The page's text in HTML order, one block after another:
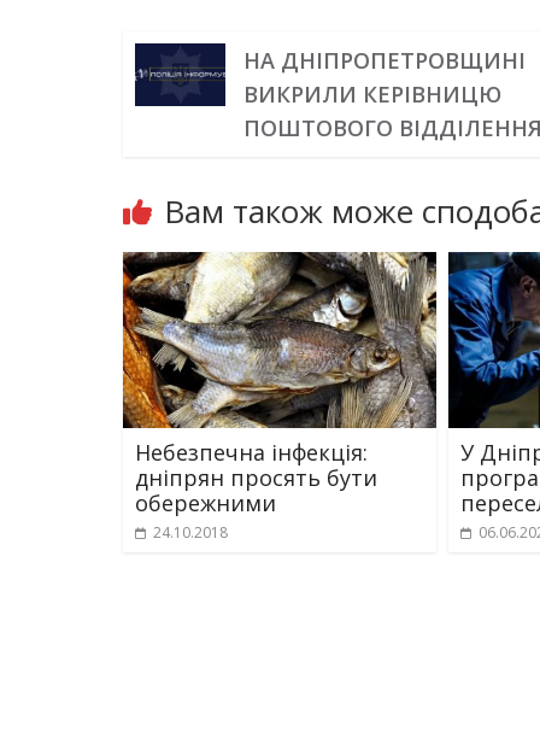
НА ДНІПРОПЕТРОВЩИНІ
ВИКРИЛИ КЕРІВНИЦЮ
ПОШТОВОГО ВІДДІЛЕННЯ
Вам також може
Небезпечна інфекція:
дніпрян просять бути
обережними
24.10.2018
У